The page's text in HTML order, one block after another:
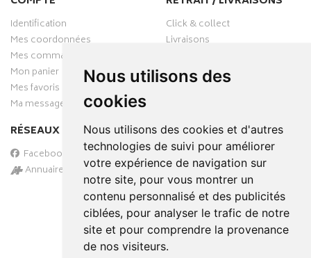
Nous utilisons des
cookies
Nous utilisons des cookies et d'autres
technologies de suivi pour améliorer
votre expérience de navigation sur
notre site, pour vous montrer un
contenu personnalisé et des publicités
ciblées, pour analyser le trafic de notre
site et pour comprendre la provenance
de nos visiteurs.
Identification
Mes coordonnées
Mes commandes
Mon panier
Mes favoris
Ma messagerie
RÉSEAUX SOCIAUX
Facebook
Annuaire des pharmacies
Click & collect
Livraisons
PAIEMENT SÉCURISÉ